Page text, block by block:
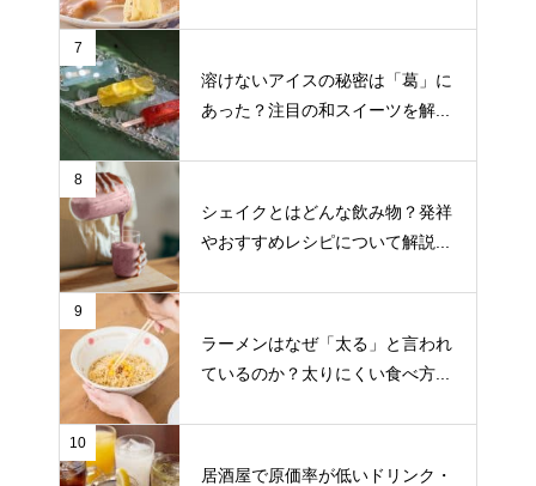
7
溶けないアイスの秘密は「葛」に
あった？注目の和スイーツを解...
8
シェイクとはどんな飲み物？発祥
やおすすめレシピについて解説...
9
ラーメンはなぜ「太る」と言われ
ているのか？太りにくい食べ方...
10
居酒屋で原価率が低いドリンク・